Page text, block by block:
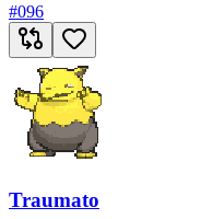
#096
Traumato